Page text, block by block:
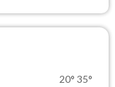
20° 35°